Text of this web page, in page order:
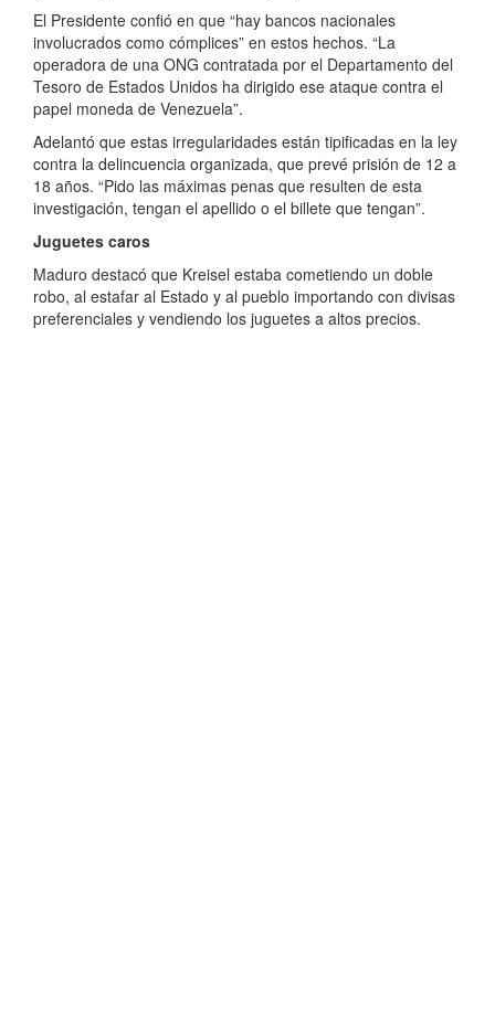
El Presidente confió en que “hay bancos nacionales
involucrados como cómplices” en estos hechos. “La
operadora de una ONG contratada por el Departamento del
Tesoro de Estados Unidos ha dirigido ese ataque contra el
papel moneda de Venezuela”.
Adelantó que estas irregularidades están tipificadas en la ley
contra la delincuencia organizada, que prevé prisión de 12 a
18 años. “Pido las máximas penas que resulten de esta
investigación, tengan el apellido o el billete que tengan”.
Juguetes caros
Maduro destacó que Kreisel estaba cometiendo un doble
robo, al estafar al Estado y al pueblo importando con divisas
preferenciales y vendiendo los juguetes a altos precios.